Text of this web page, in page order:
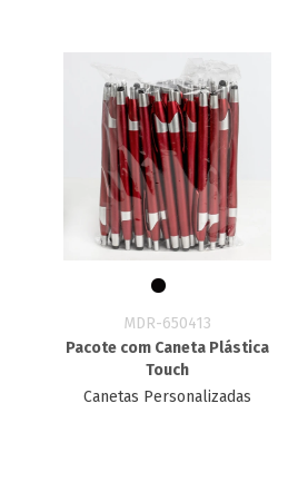
MDR-650413
Pacote com Caneta Plástica
Touch
Canetas Personalizadas